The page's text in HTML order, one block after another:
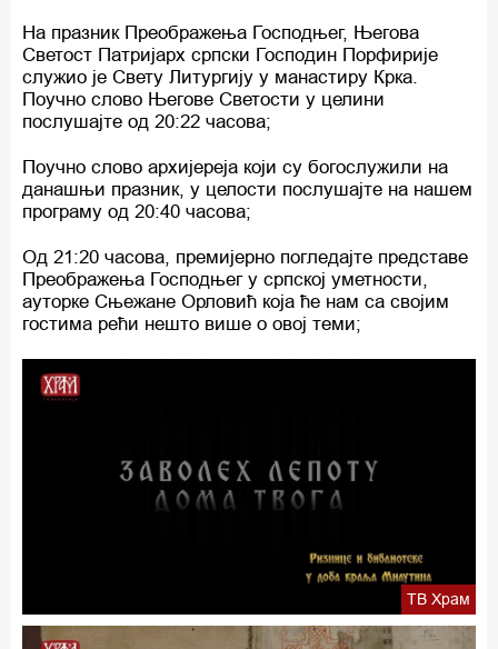
На празник Преображења Господњег, Његова
Светост Патријарх српски Господин Порфирије
служио је Свету Литургију у манастиру Крка.
Поучно слово Његове Светости у целини
послушајте од 20:22 часова;
Поучно слово архијереја који су богослужили на
данашњи празник, у целости послушајте на нашем
програму од 20:40 часова;
Од 21:20 часова, премијерно погледајте представе
Преображења Господњег у српској уметности,
ауторке Сњежане Орловић која ће нам са својим
гостима рећи нешто више о овој теми;
ТВ Храм